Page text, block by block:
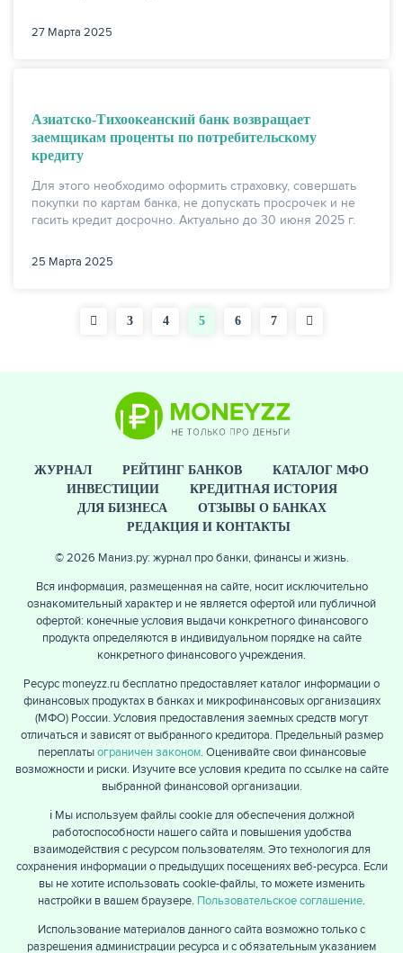
27 Марта 2025
Азиатско-Тихоокеанский банк возвращает
заемщикам проценты по потребительскому
кредиту
Для этого необходимо оформить страховку, совершать
покупки по картам банка, не допускать просрочек и не
гасить кредит досрочно. Актуально до 30 июня 2025 г.
25 Марта 2025
Страница
3 Страница
4
Текущая
5 Страница
6 Страница
7
ЖУРНАЛ РЕЙТИНГ БАНКОВ
КАТАЛОГ МФО
ИНВЕСТИЦИИ
КРЕДИТНАЯ ИСТОРИЯ
ДЛЯ БИЗНЕСА
ОТЗЫВЫ О БАНКАХ
РЕДАКЦИЯ И КОНТАКТЫ
© 2026 Маниз.ру: журнал про банки, финансы и жизнь.
Вся информация, размещенная на сайте, носит исключительно
ознакомительный характер и не является офертой или публичной
офертой: конечные условия выдачи конкретного финансового
продукта определяются в индивидуальном порядке на сайте
конкретного финансового учреждения.
Ресурс moneyzz.ru бесплатно предоставляет каталог информации о
финансовых продуктах в банках и микрофинансовых организациях
(МФО) России. Условия предоставления заемных средств могут
отличаться и зависят от выбранного кредитора. Предельный размер
переплатыограничен законом. Оценивайте свои финансовые
возможности и риски. Изучите все условия кредита по ссылке на сайте
выбранной финансовой организации.
ℹ️ Мы используем файлы cookie для обеспечения должной
работоспособности нашего сайта и повышения удобства
взаимодействия с ресурсом пользователям. Это технология для
сохранения информации о предыдущих посещениях веб-ресурса. Если
вы не хотите использовать cookie-файлы, то можете изменить
настройки в вашем браузере. Пользовательское соглашение.
Использование материалов данного сайта возможно только с
разрешения администрации ресурса и с обязательным указанием